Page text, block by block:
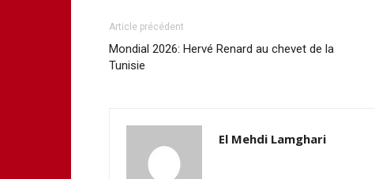
Article précédent
Mondial 2026: Hervé Renard au chevet de la
Tunisie
El Mehdi Lamghari